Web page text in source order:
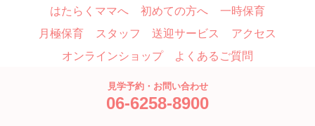
はたらくママへ 初めての方へ
一時保育
月極保育
スタッフ 送迎サービス
アクセス
オンラインショップ
よくあるご質問
見学予約・お問い合わせ
06-6258-8900